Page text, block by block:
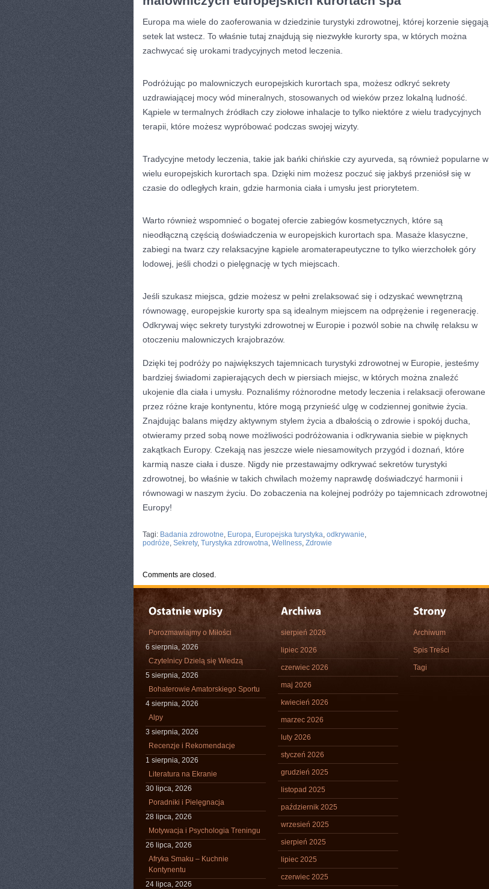
Europa⁣ ma wiele do zaoferowania w dziedzinie⁣ turystyki‍ zdrowotnej, ​której korzenie⁣ sięgają‌
setek lat wstecz. To właśnie tutaj znajdują się niezwykłe⁤ kurorty spa, w których można⁤
zachwycać się urokami tradycyjnych metod ⁣leczenia.
Podróżując po malowniczych europejskich kurortach⁤ spa, ⁤możesz ‍odkryć sekrety
uzdrawiającej mocy ⁣wód mineralnych, stosowanych ⁢od ⁤wieków przez lokalną ludność.
Kąpiele w termalnych ​źródłach ⁤czy ziołowe inhalacje to tylko ​niektóre z ⁣wielu tradycyjnych
terapii, które możesz wypróbować podczas swojej wizyty.
Tradycyjne metody leczenia, takie jak bańki chińskie czy ayurveda, są również popularne w
‌wielu europejskich kurortach‍ spa. Dzięki nim możesz poczuć się jakbyś przeniósł ‌się‍ w
czasie do ⁣odległych krain, gdzie harmonia ciała i umysłu‌ jest priorytetem.
Warto również ‍wspomnieć o bogatej ofercie⁢ zabiegów kosmetycznych, które​ są
nieodłączną częścią doświadczenia w europejskich kurortach spa.​ Masaże​ klasyczne,
zabiegi na twarz czy relaksacyjne kąpiele aromaterapeutyczne to ​tylko ⁣wierzchołek góry
lodowej, jeśli chodzi o pielęgnację w tych miejscach.
Jeśli⁤ szukasz miejsca, ​gdzie możesz​ w pełni ‍zrelaksować się ‌i odzyskać wewnętrzną
równowagę, europejskie kurorty ‍spa‌ są idealnym miejscem na ⁣odprężenie ⁢i regenerację.
Odkrywaj więc sekrety turystyki zdrowotnej w Europie i pozwól‍ sobie na chwilę relaksu w
otoczeniu malowniczych krajobrazów.
Dzięki tej podróży ⁤po największych tajemnicach turystyki zdrowotnej⁣ w⁢ Europie, ⁤jesteśmy
bardziej świadomi zapierających dech w piersiach miejsc, w których można znaleźć
ukojenie dla ciała i umysłu. Poznaliśmy ⁢różnorodne metody⁤ leczenia i relaksacji oferowane
przez różne kraje kontynentu, które mogą przynieść‌ ulgę w codziennej ⁢gonitwie życia.
Znajdując balans między aktywnym stylem życia a dbałością o zdrowie i spokój ducha,
otwieramy przed sobą nowe‍ możliwości ⁢podróżowania i⁣ odkrywania siebie w pięknych
‌zakątkach‌ Europy. ⁣Czekają nas jeszcze wiele niesamowitych przygód i doznań, które⁢
karmią nasze ciała i dusze. Nigdy nie przestawajmy odkrywać sekretów turystyki ​
zdrowotnej, bo właśnie w takich chwilach ⁢możemy naprawdę doświadczyć harmonii i
równowagi w naszym⁢ życiu. Do zobaczenia‌ na kolejnej podróży ⁣po tajemnicach zdrowotnej
Europy!
Tagi: Badania zdrowotne, Europa, Europejska turystyka, odkrywanie,
podróże, Sekrety, Turystyka zdrowotna, Wellness, Zdrowie
Comments are closed.
Porozmawiajmy o Miłości
6 sierpnia, 2026
Czytelnicy Dzielą się Wiedzą
5 sierpnia, 2026
Bohaterowie Amatorskiego Sportu
4 sierpnia, 2026
Alpy
3 sierpnia, 2026
Recenzje i Rekomendacje
1 sierpnia, 2026
Literatura na Ekranie
30 lipca, 2026
Poradniki i Pielęgnacja
28 lipca, 2026
Motywacja i Psychologia Treningu
26 lipca, 2026
Afryka Smaku – Kuchnie
Kontynentu
24 lipca, 2026
sierpień 2026
lipiec 2026
czerwiec 2026
maj 2026
kwiecień 2026
marzec 2026
luty 2026
styczeń 2026
grudzień 2025
listopad 2025
październik 2025
wrzesień 2025
sierpień 2025
lipiec 2025
czerwiec 2025
Archiwum
Spis Treści
Tagi